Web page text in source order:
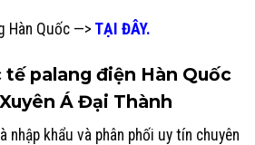
Hàn Quốc —> TẠI ĐÂY.
palang điện Hàn Quốc
Á Đại Thành
nhập khẩu và phân phối uy tín chuyên